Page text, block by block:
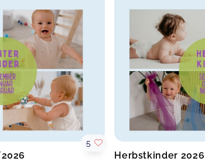
5
Herbstkinder 2026